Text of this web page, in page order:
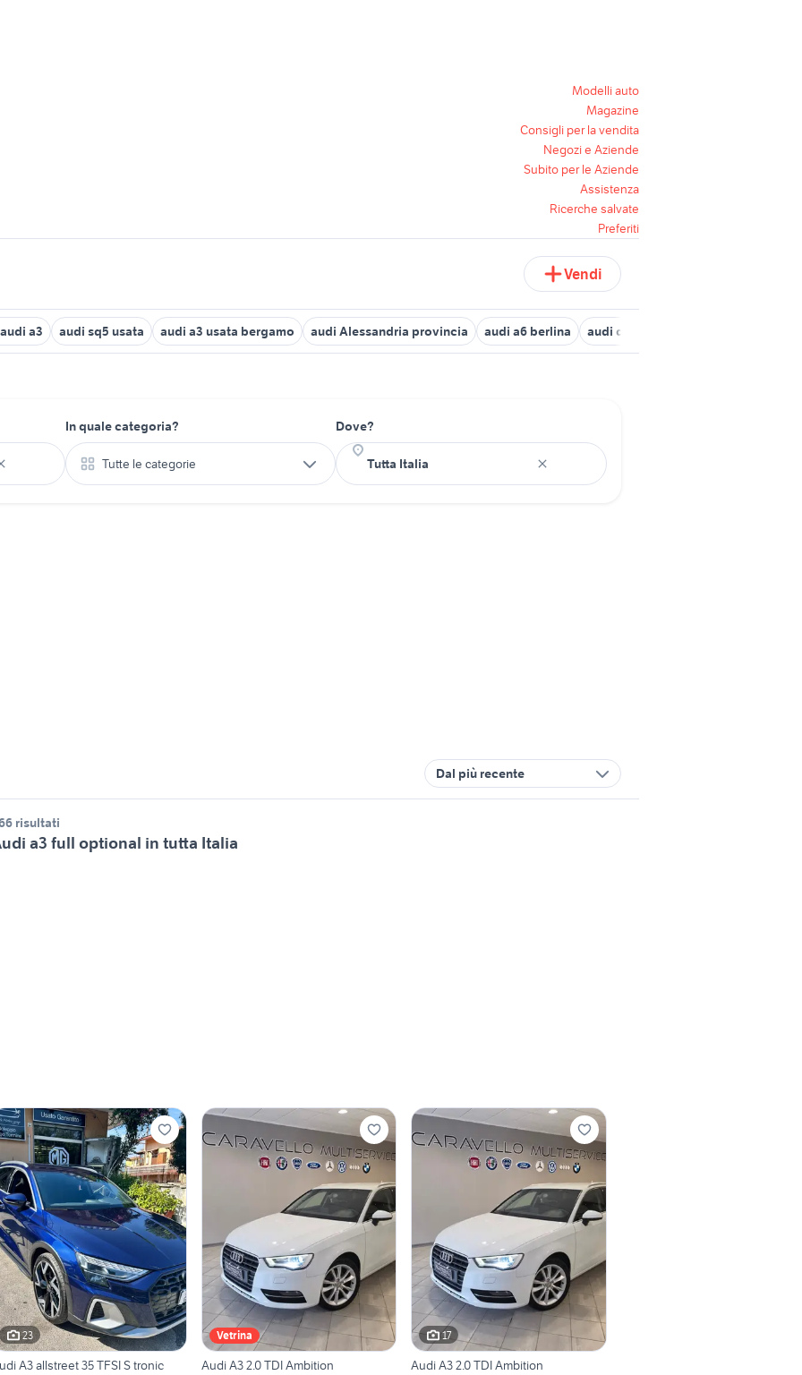
Modelli auto
Magazine
Consigli per la vendita
Negozi e Aziende
Subito per le Aziende
Assistenza
Ricerche salvate
Preferiti
Vendi
a3 audi sq5 usata audi a3 usata bergamo audi Alessandria provincia audi a6 berlina audi q3 Marche
In quale categoria?
Tutte le categorie
Dove?
Dal più recente
risultati
a3 full optional in tutta Italia
23
A3 allstreet 35 TFSI S tronic
Vetrina
Audi A3 2.0 TDI Ambition
17
Audi A3 2.0 TDI Ambition